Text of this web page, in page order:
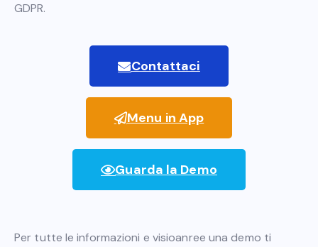
GDPR.
Contattaci
Menu in App
Guarda la Demo
Per tutte le informazioni e visioanree una demo ti